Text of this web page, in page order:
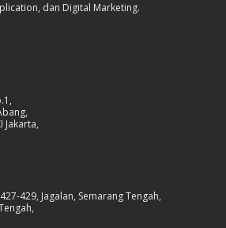
dan Digital Marketing.
Jakarta,
429, Jagalan, Semarang Tengah,